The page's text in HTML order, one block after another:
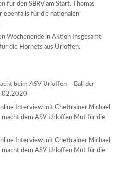
für den SBRV am Start. Thomas
ebenfalls für die nationalen
Wochenende in Aktion Insgesamt
die Hornets aus Urloffen.
beim ASV Urloffen – Ball der
Interview mit Cheftrainer Michael
macht dem ASV Urloffen Mut für die
Interview mit Cheftrainer Michael
macht dem ASV Urloffen Mut für die